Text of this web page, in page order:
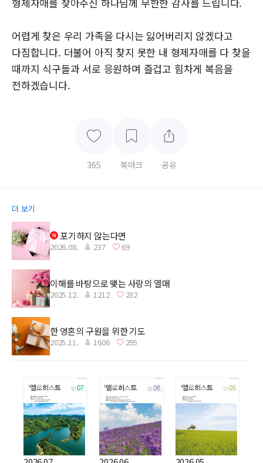
어렵게 찾은 우리 가족을 다시는 잃어버리지 않겠다고
다짐합니다. 더불어 아직 찾지 못한 내 형제자매를 다 찾을
때까지 식구들과 서로 응원하며 즐겁고 힘차게 복음을
전하겠습니다.
365 북마크 공유
더 보기
포기하지 않는다면
2026.08. 237 69
이해를 바탕으로 맺는 사랑의 열매
2025.12. 1212 232
한 영혼의 구원을 위한 기도
2025.11. 1606 295